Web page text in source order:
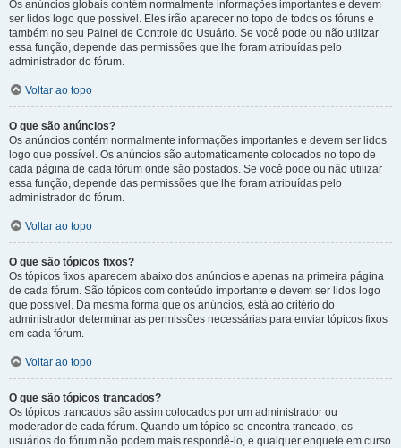
Os anúncios globais contém normalmente informações importantes e devem
ser lidos logo que possível. Eles irão aparecer no topo de todos os fóruns e
também no seu Painel de Controle do Usuário. Se você pode ou não utilizar
essa função, depende das permissões que lhe foram atribuídas pelo
administrador do fórum.
Voltar ao topo
O que são anúncios?
Os anúncios contém normalmente informações importantes e devem ser lidos
logo que possível. Os anúncios são automaticamente colocados no topo de
cada página de cada fórum onde são postados. Se você pode ou não utilizar
essa função, depende das permissões que lhe foram atribuídas pelo
administrador do fórum.
Voltar ao topo
O que são tópicos fixos?
Os tópicos fixos aparecem abaixo dos anúncios e apenas na primeira página
de cada fórum. São tópicos com conteúdo importante e devem ser lidos logo
que possível. Da mesma forma que os anúncios, está ao critério do
administrador determinar as permissões necessárias para enviar tópicos fixos
em cada fórum.
Voltar ao topo
O que são tópicos trancados?
Os tópicos trancados são assim colocados por um administrador ou
moderador de cada fórum. Quando um tópico se encontra trancado, os
usuários do fórum não podem mais respondê-lo, e qualquer enquete em curso